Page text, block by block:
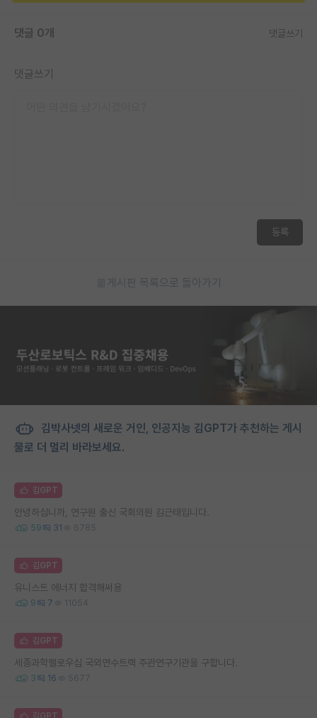
댓글 0개 댓글쓰기
댓글쓰기
등록
게시판 목록으로 돌아가기
김박사넷의 새로운 거인, 인공지능 김GPT가 추천하는 게시
물로 더 멀리 바라보세요.
김GPT
안녕하십니까, 연구원 출신 국회의원 김근태입니다.
59 31 6785
김GPT
유니스트 에너지 합격해써용
9 7 11054
김GPT
세종과학펠로우십 국외연수트랙 주관연구기관을 구합니다.
3 16 5677
김GPT